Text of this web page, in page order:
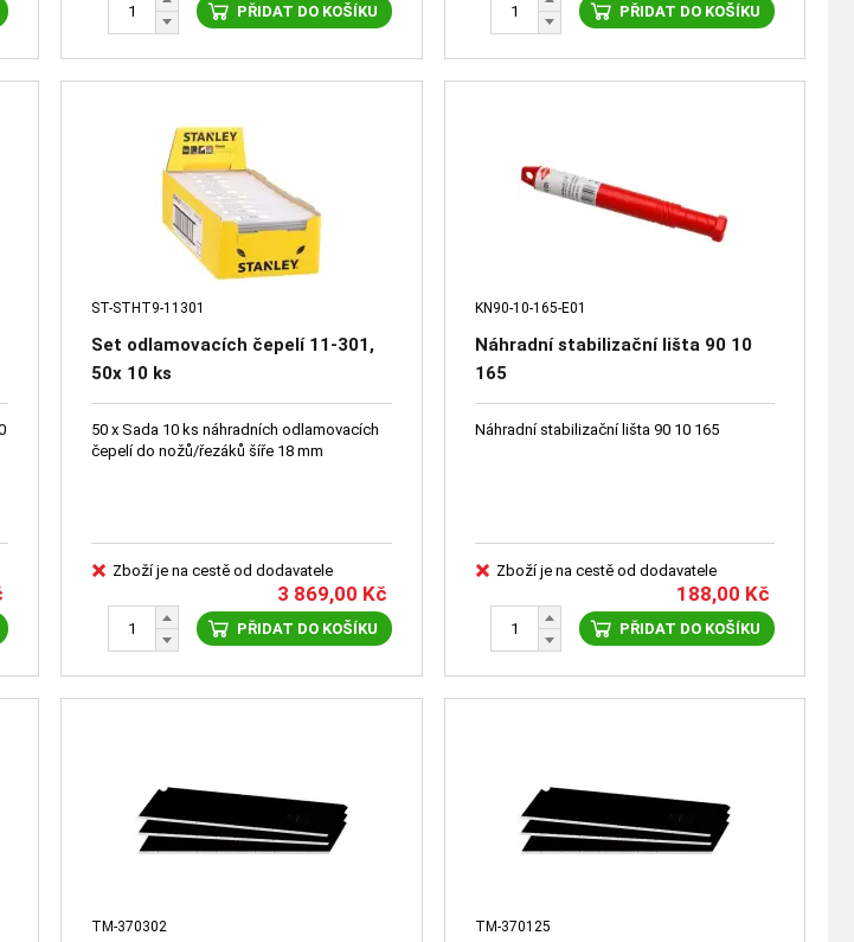
PŘIDAT DO KOŠÍKU PŘIDAT DO KOŠÍKU
ST-STHT9-11301
Set odlamovacích čepelí 11-301,
50x 10 ks
50 x Sada 10 ks náhradních odlamovacích
čepelí do nožů/řezáků šíře 18 mm
Zboží je na cestě od dodavatele
3 869,00 Kč
PŘIDAT DO KOŠÍKU
KN90-10-165-E01
Náhradní stabilizační lišta 90 10
165
Náhradní stabilizační lišta 90 10 165
Zboží je na cestě od dodavatele
188,00 Kč
PŘIDAT DO KOŠÍKU
TM-370302 TM-370125